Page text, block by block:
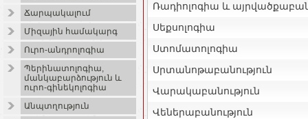
Ճարպակալում
Միզային համակարգ
Ուրո-անդրոլոգիա
Պերինատոլոգիա,
մանկաբարձություն և
ուրո-գինեկոլոգիա
Անպտղություն
Ռադիոլոգիա և
Սեքսոլոգիա
Ստոմատոլոգիա
Սրտանոթաբանություն
Վարակաբանություն
Վեներաբանություն